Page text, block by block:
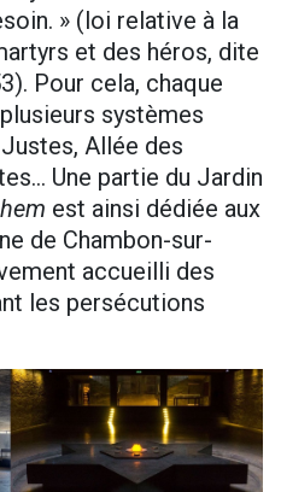
» (loi relative à la
et des héros, dite
Pour cela, chaque
systèmes
Allée des
Une partie du Jardin
est ainsi dédiée aux
de Chambon-sur-
accueilli des
les persécutions